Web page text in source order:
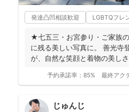
発達凸凹相談歓迎 LGBTQフレ
★七五三・お宮参り・ご家族
に残る美しい写真に。 善光寺
が、自然な笑顔と着物の美し
予約承諾率： 85% 最終アク
じゅんじ